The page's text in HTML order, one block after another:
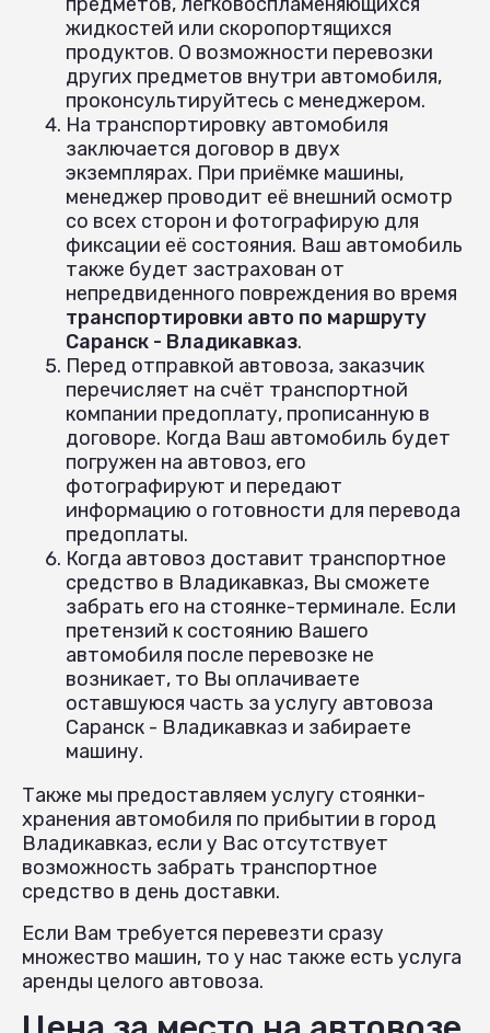
жидкостей или скоропортящихся
продуктов. О возможности перевозки
других предметов внутри автомобиля,
проконсультируйтесь с менеджером.
На транспортировку автомобиля
заключается договор в двух
экземплярах. При приёмке машины,
менеджер проводит её внешний осмотр
со всех сторон и фотографирую для
фиксации её состояния. Ваш автомобиль
также будет застрахован от
непредвиденного повреждения во время
транспортировки авто по маршруту
Саранск - Владикавказ.
Перед отправкой автовоза, заказчик
перечисляет на счёт транспортной
компании предоплату, прописанную в
договоре. Когда Ваш автомобиль будет
погружен на автовоз, его
фотографируют и передают
информацию о готовности для перевода
предоплаты.
Когда автовоз доставит транспортное
средство в Владикавказ, Вы сможете
забрать его на стоянке-терминале. Если
претензий к состоянию Вашего
автомобиля после перевозке не
возникает, то Вы оплачиваете
оставшуюся часть за услугу автовоза
Саранск - Владикавказ и забираете
машину.
Также мы предоставляем услугу стоянки-
хранения автомобиля по прибытии в город
Владикавказ, если у Вас отсутствует
возможность забрать транспортное
средство в день доставки.
Если Вам требуется перевезти сразу
множество машин, то у нас также есть услуга
аренды целого автовоза.